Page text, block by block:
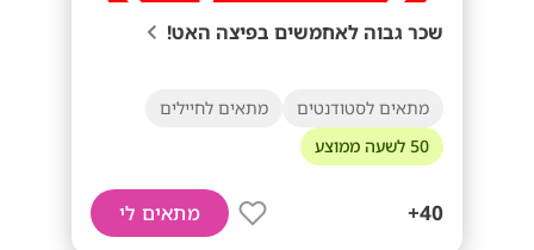
שכר גבוה לאחמשים בפיצה האט!
מתאים לסטודנטים
מתאים לחיילים
50 לשעה ממוצע
40+ מתאים לי